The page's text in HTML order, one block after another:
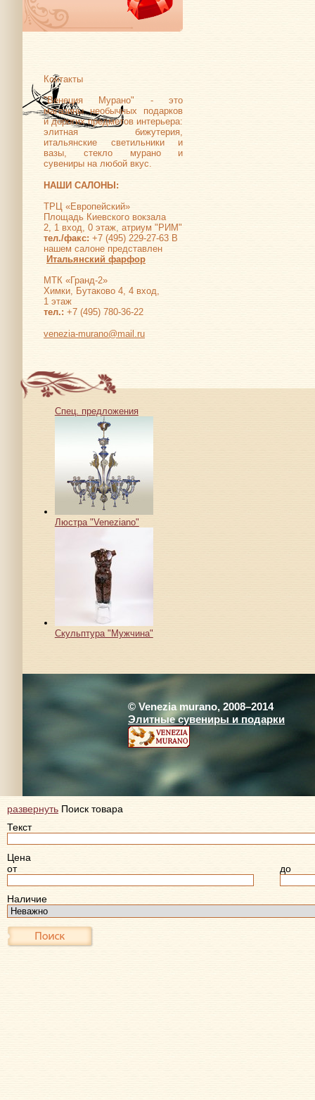
Контакты
"Венеция Мурано" - это
магазины необычных подарков
и дорогих предметов интерьера:
элитная бижутерия,
итальянские светильники и
вазы, стекло мурано и
сувениры на любой вкус.
НАШИ САЛОНЫ:
ТРЦ «Европейский»
Площадь Киевского вокзала
2, 1 вход, 0 этаж, атриум "РИМ"
тел./факс: +7 (495) 229-27-63 В
нашем салоне представлен
Итальянский фарфор
МТК «Гранд-2»
Химки, Бутаково 4, 4 вход,
1 этаж
тел.: +7 (495) 780-36-22
venezia-murano@mail.ru
Спец. предложения
Люстра "Veneziano"
Скульптура "Мужчина"
© Venezia murano, 2008–2014
Элитные сувениры и подарки
развернуть Поиск товара
Текст
Цена
от
до
Наличие